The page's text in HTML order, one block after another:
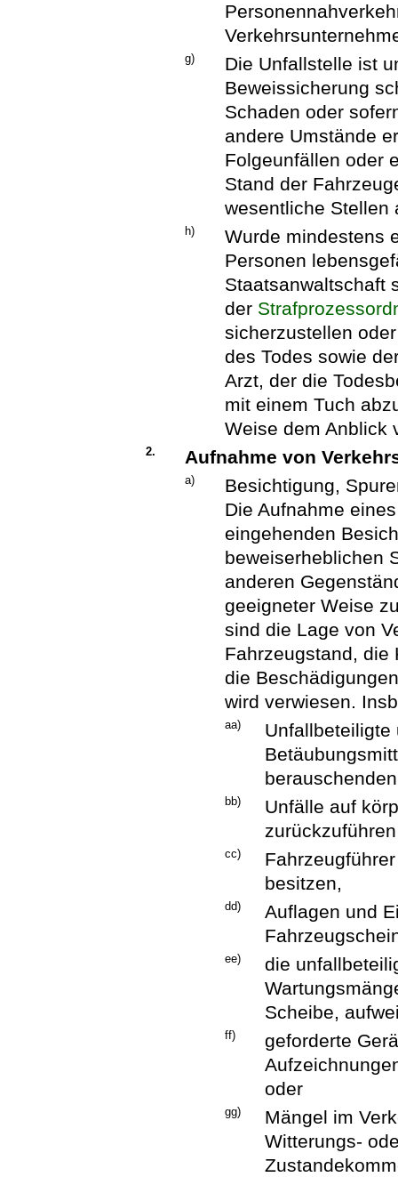
g)
Die Unfallstelle ist
Beweissicherung
Schaden oder
andere Umstände
Folgeunfällen oder
Stand der
wesentliche Stellen
h)
Wurde mindestens
Personen
Staatsanwaltschaft
der
sicherzustellen
des Todes sowie
Arzt, der die
mit einem Tuch
Weise dem Anblick
2. Aufnahme von
a)
Besichtigung,
Die Aufnahme
eingehenden
beweiserheblichen
anderen
geeigneter Weise
sind die Lage von
Fahrzeugstand, die
die
wird verwiesen.
aa)
Unfallbeteiligte
bb)
Unfälle auf
cc)
besitzen,
dd)
Auflagen und
ee)
die
Scheibe,
ff)
geforderte
oder
gg)
Mängel im
Witterungs-